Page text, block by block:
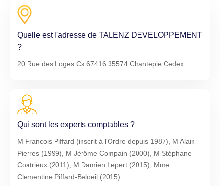
Quelle est l'adresse de TALENZ DEVELOPPEMENT
?
20 Rue des Loges Cs 67416 35574 Chantepie Cedex
Qui sont les experts comptables ?
M Francois Piffard (inscrit à l'Ordre depuis 1987), M Alain
Pierres (1999), M Jérôme Compain (2000), M Stéphane
Coatrieux (2011), M Damien Lepert (2015), Mme
Clementine Piffard-Beloeil (2015)